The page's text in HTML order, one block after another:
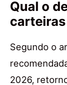
Qual o
carteiras
Segundo o
2026,